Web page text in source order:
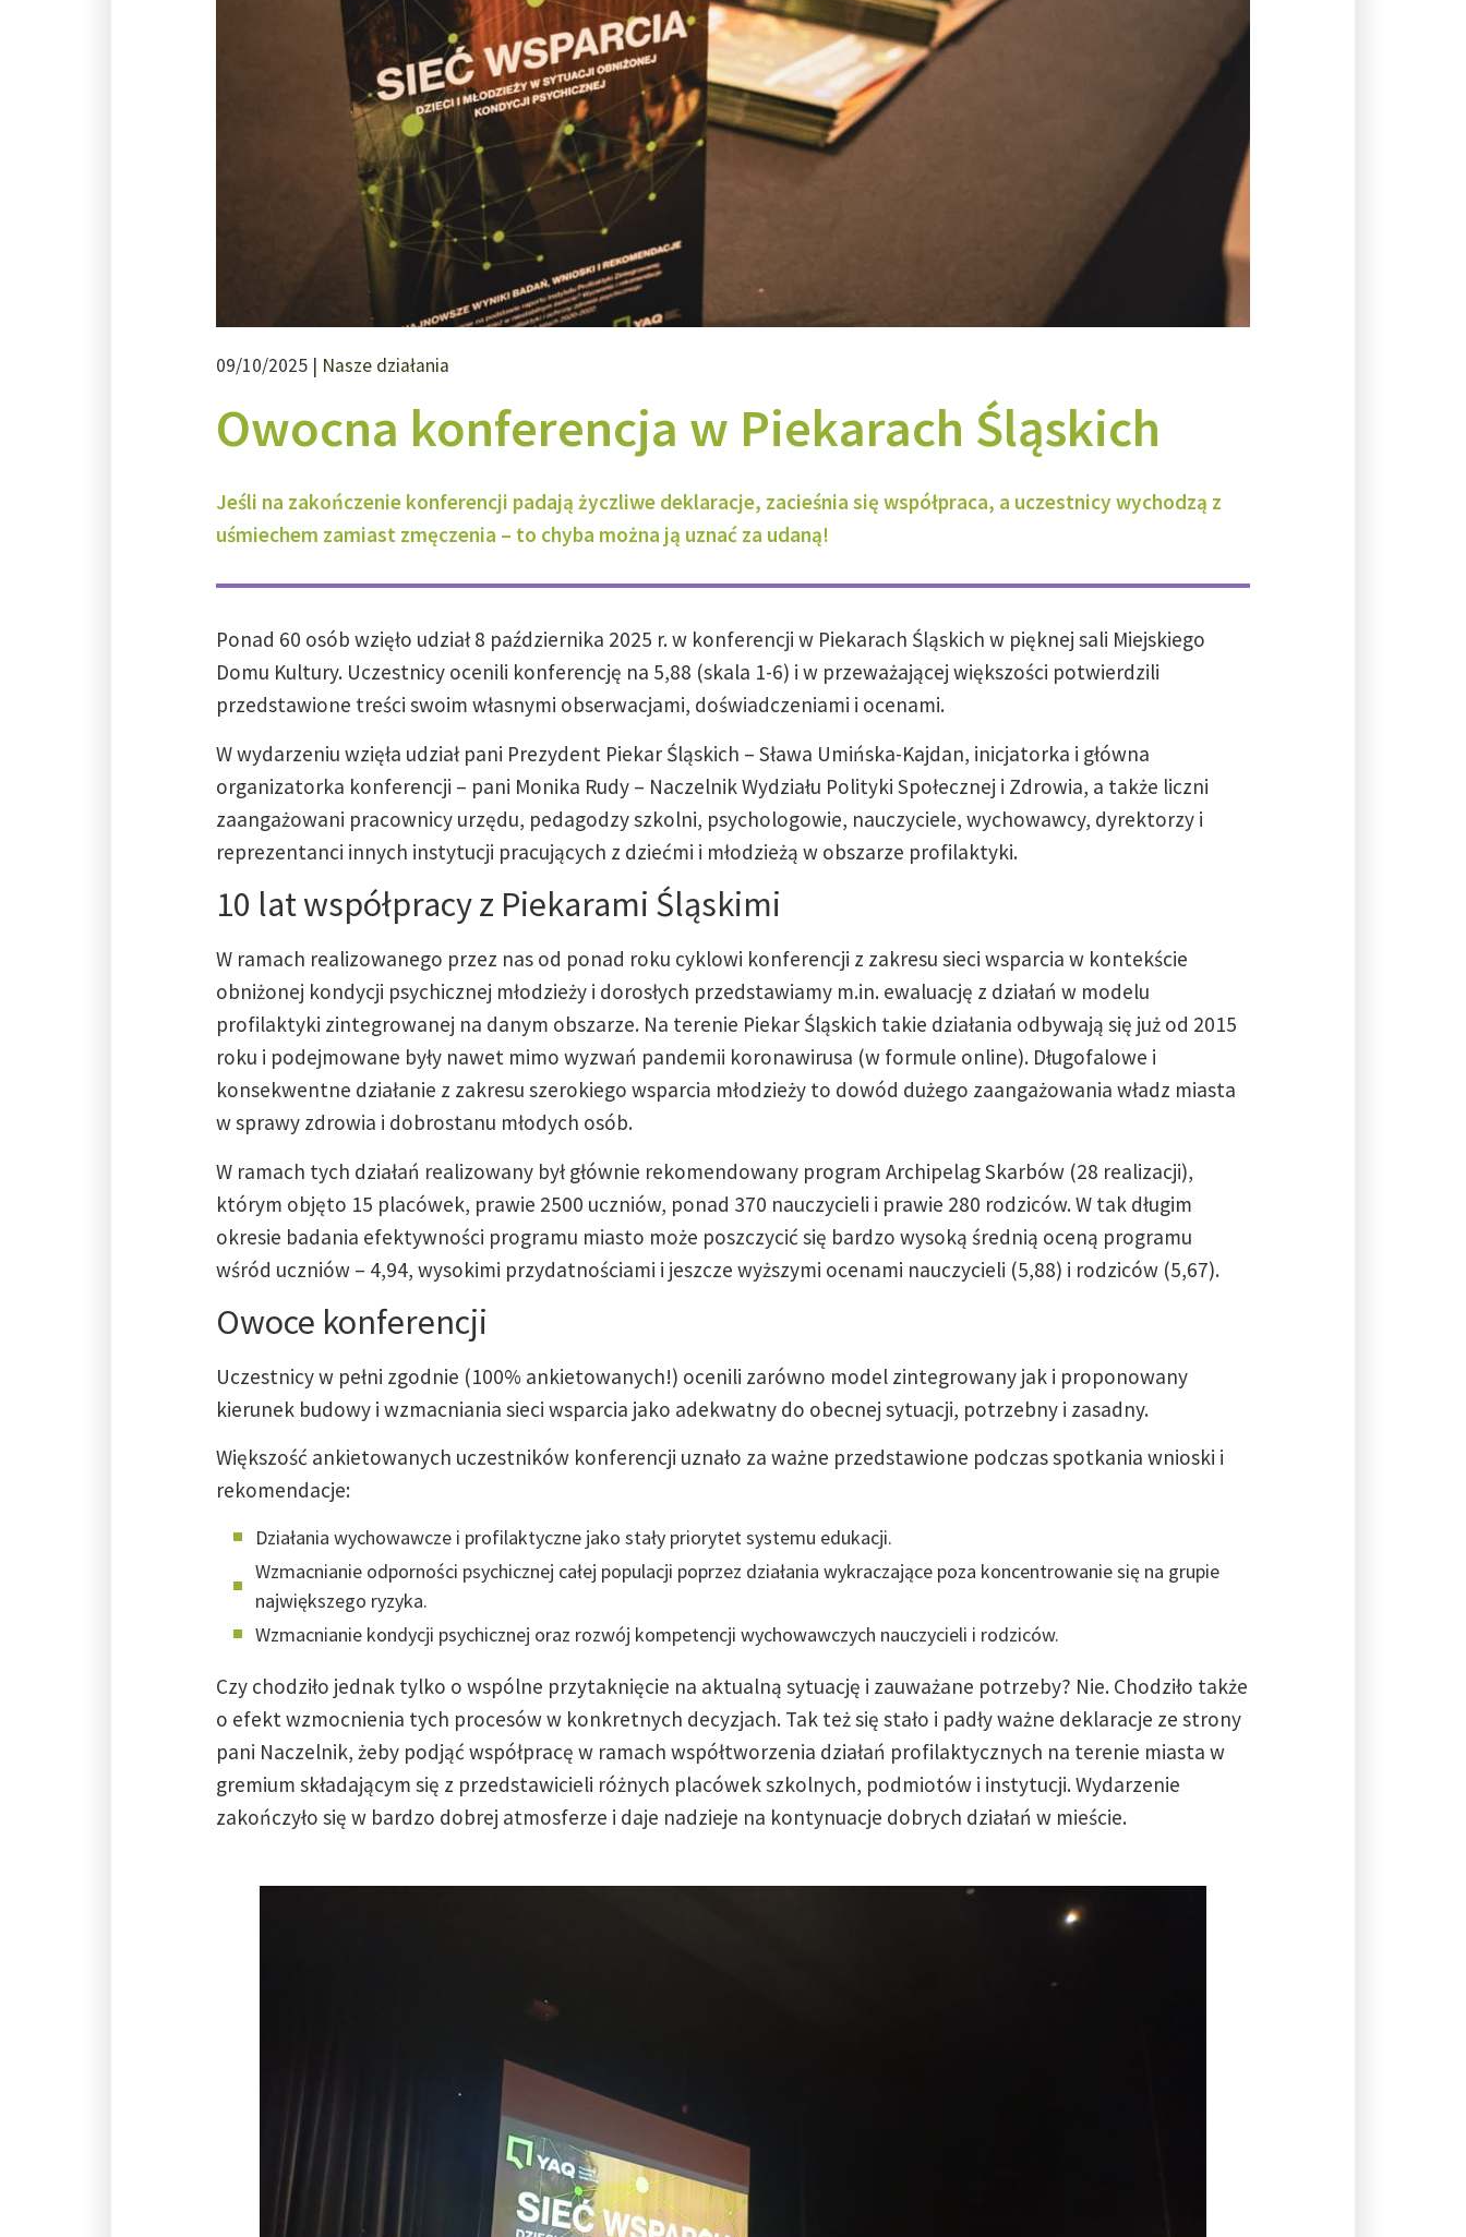
09/10/2025 | Nasze działania
Owocna konferencja w Piekarach Śląskich
Jeśli na zakończenie konferencji padają życzliwe deklaracje, zacieśnia się współpraca, a uczestnicy wychodzą z
uśmiechem zamiast zmęczenia – to chyba można ją uznać za udaną!
Ponad 60 osób wzięło udział 8 października 2025 r. w konferencji w Piekarach Śląskich w pięknej sali Miejskiego
Domu Kultury. Uczestnicy ocenili konferencję na 5,88 (skala 1-6) i w przeważającej większości potwierdzili
przedstawione treści swoim własnymi obserwacjami, doświadczeniami i ocenami.
W wydarzeniu wzięła udział pani Prezydent Piekar Śląskich – Sława Umińska-Kajdan, inicjatorka i główna
organizatorka konferencji – pani Monika Rudy – Naczelnik Wydziału Polityki Społecznej i Zdrowia, a także liczni
zaangażowani pracownicy urzędu, pedagodzy szkolni, psychologowie, nauczyciele, wychowawcy, dyrektorzy i
reprezentanci innych instytucji pracujących z dziećmi i młodzieżą w obszarze profilaktyki.
10 lat współpracy z Piekarami Śląskimi
W ramach realizowanego przez nas od ponad roku cyklowi konferencji z zakresu sieci wsparcia w kontekście
obniżonej kondycji psychicznej młodzieży i dorosłych przedstawiamy m.in. ewaluację z działań w modelu
profilaktyki zintegrowanej na danym obszarze. Na terenie Piekar Śląskich takie działania odbywają się już od 2015
roku i podejmowane były nawet mimo wyzwań pandemii koronawirusa (w formule online). Długofalowe i
konsekwentne działanie z zakresu szerokiego wsparcia młodzieży to dowód dużego zaangażowania władz miasta
w sprawy zdrowia i dobrostanu młodych osób.
W ramach tych działań realizowany był głównie rekomendowany program Archipelag Skarbów (28 realizacji),
którym objęto 15 placówek, prawie 2500 uczniów, ponad 370 nauczycieli i prawie 280 rodziców. W tak długim
okresie badania efektywności programu miasto może poszczycić się bardzo wysoką średnią oceną programu
wśród uczniów – 4,94, wysokimi przydatnościami i jeszcze wyższymi ocenami nauczycieli (5,88) i rodziców (5,67).
Owoce konferencji
Uczestnicy w pełni zgodnie (100% ankietowanych!) ocenili zarówno model zintegrowany jak i proponowany
kierunek budowy i wzmacniania sieci wsparcia jako adekwatny do obecnej sytuacji, potrzebny i zasadny.
Większość ankietowanych uczestników konferencji uznało za ważne przedstawione podczas spotkania wnioski i
rekomendacje:
Działania wychowawcze i profilaktyczne jako stały priorytet systemu edukacji.
Wzmacnianie odporności psychicznej całej populacji poprzez działania wykraczające poza koncentrowanie się na grupie
największego ryzyka.
Wzmacnianie kondycji psychicznej oraz rozwój kompetencji wychowawczych nauczycieli i rodziców.
Czy chodziło jednak tylko o wspólne przytaknięcie na aktualną sytuację i zauważane potrzeby? Nie. Chodziło także
o efekt wzmocnienia tych procesów w konkretnych decyzjach. Tak też się stało i padły ważne deklaracje ze strony
pani Naczelnik, żeby podjąć współpracę w ramach współtworzenia działań profilaktycznych na terenie miasta w
gremium składającym się z przedstawicieli różnych placówek szkolnych, podmiotów i instytucji. Wydarzenie
zakończyło się w bardzo dobrej atmosferze i daje nadzieje na kontynuacje dobrych działań w mieście.